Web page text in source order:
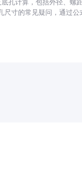
孔计算，包括外径、螺
尺寸的常见疑问，通过